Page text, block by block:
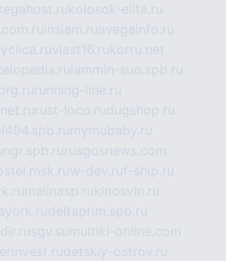
regahost.rukolosok-elita.ru
insiam.ruavegainfo.ru
vlast16.rukorru.net
lammin-suo.spb.ru
running-line.ru
rust-loco.rudugshop.ru
mymubaby.ru
ngr.spb.ru rusgosnews.com
w-dev.ruf-ship.ru
malinasp.rukinosvin.ru
deltaprim.spb.ru
sgv.su multiki-online.com
detskiy-ostrov.ru